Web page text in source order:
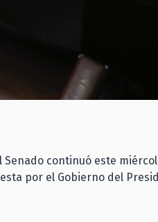
Senado continuó este
por el Gobierno del